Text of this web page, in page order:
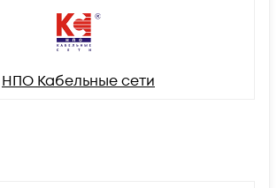
НПО Кабельные сети